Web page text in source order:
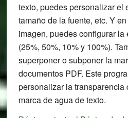
texto, puedes personalizar el
tamaño de la fuente, etc. Y
imagen, puedes configurar
(25%, 50%, 10% y 100%).
superponer o subponer la
documentos PDF. Este
personalizar la transparencia
marca de agua de texto.